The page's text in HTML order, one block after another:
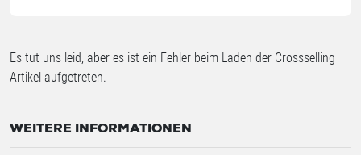
Es tut uns leid, aber es ist ein Fehler beim Laden der Crossselling
Artikel aufgetreten.
WEITERE INFORMATIONEN